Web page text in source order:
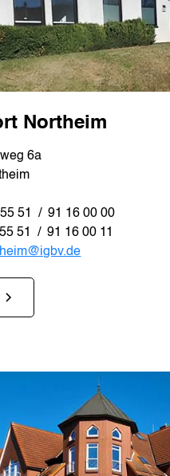
Northeim
6a
51 / 91 16 00 00
51 / 91 16 00 11